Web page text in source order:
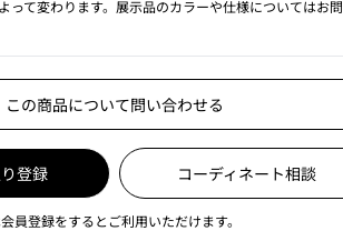
って変わります。展示品のカラーや仕様についてはお問
この商品について問い合わせる
登録 コーディネート相談
員登録をするとご利用いただけます。